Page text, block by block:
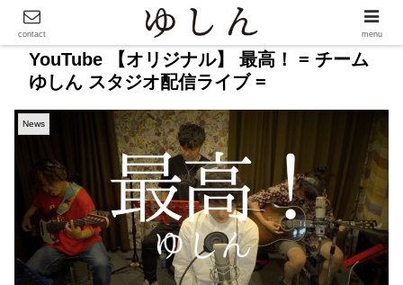
YouTube 【オリジナル】 最高！ = チーム
ゆしん スタジオ配信ライブ =
News
contact menu